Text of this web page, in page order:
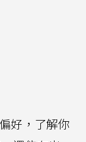
好，了解你